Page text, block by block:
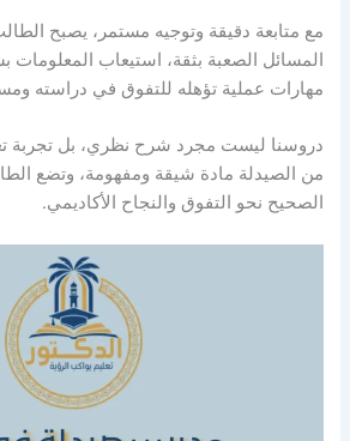
مع متابعة دقيقة وتوجيه مستمر، يصبح
المسائل الصعبة بثقة، استيعاب
مهارات عملية تؤهله للتفوق في دراسته
دروسنا ليست مجرد شرح نظري، بل تجربة
من الصيدلة مادة شيقة ومفهومة، وتضع
الصحيح نحو التفوق والنجاح الأكاديمي.